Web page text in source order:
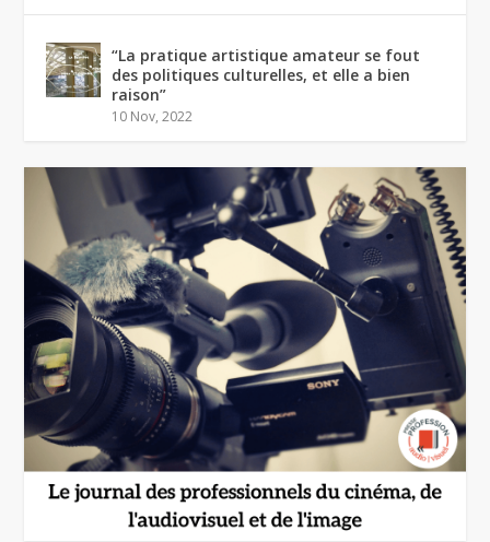
“La pratique artistique amateur se fout
des politiques culturelles, et elle a bien
raison”
10 Nov, 2022